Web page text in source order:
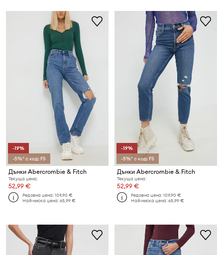
-19%
-5%* с код: FS
Дънки Abercrombie & Fitch
Текуща цена:
52,99 €
Редовна цена:109,90 €
Най-ниска цена:65,99 €
-19%
-5%* с код: FS
Дънки Abercrombie & Fitch
Текуща цена:
52,99 €
Редовна цена:109,90 €
Най-ниска цена:65,99 €